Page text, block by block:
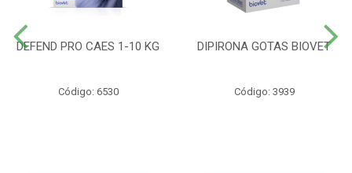
DEFEND PRO CAES 1-10 KG
Código: 6530
DIPIRONA GOTAS BIOVET
Código: 3939